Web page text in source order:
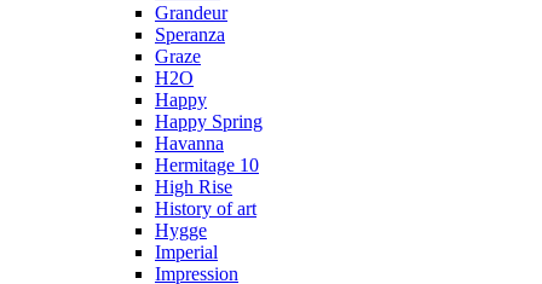
Grandeur
Speranza
Graze
H2O
Happy
Happy Spring
Havanna
Hermitage 10
High Rise
History of art
Hygge
Imperial
Impression